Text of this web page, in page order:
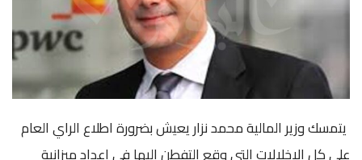
يتمسك وزير المالية محمد نزار يعيش بضرورة اطلاع الراي العام
على كل الاخلالات التي وقع التفطن اليها في اعداد ميزانية